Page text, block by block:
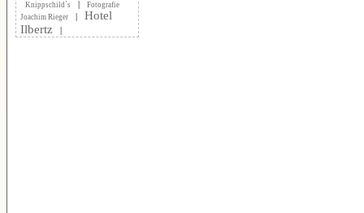
Knippschild´s
Fotografie
Joachim Rieger
Hotel
Ilbertz